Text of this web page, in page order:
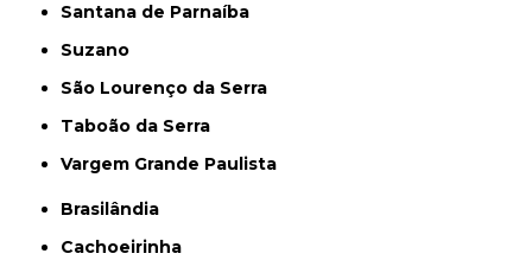
Santana de Parnaíba
Suzano
São Lourenço da Serra
Taboão da Serra
Vargem Grande Paulista
Brasilândia
Cachoeirinha